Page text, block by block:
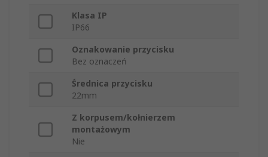
Klasa IP
IP66
Oznakowanie przycisku
Bez oznaczeń
Średnica przycisku
22mm
Z korpusem/kołnierzem
montażowym
Nie